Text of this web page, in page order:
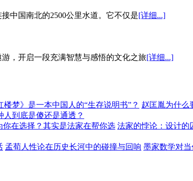
中国南北的2500公里水道。它不仅是[详细...]
，开启一段充满智慧与感悟的文化之旅[详细...]
楼梦》是一本中国人的“生存说明书”？ 赵匡胤为什么
到底是傻还是通透？
你在选择？其实是法家在帮你选 法家的悖论：设计的
孟荀人性论在历史长河中的碰撞与回响 墨家数学对